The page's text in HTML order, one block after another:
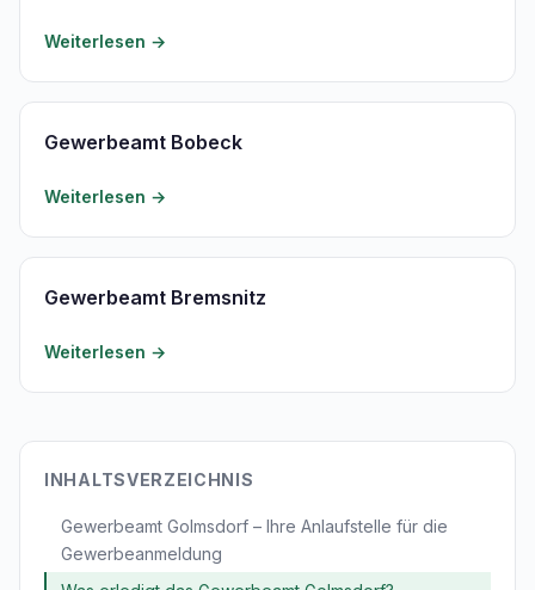
Weiterlesen →
Gewerbeamt Bobeck
Weiterlesen →
Gewerbeamt Bremsnitz
Weiterlesen →
INHALTSVERZEICHNIS
Gewerbeamt Golmsdorf – Ihre Anlaufstelle für die
Gewerbeanmeldung